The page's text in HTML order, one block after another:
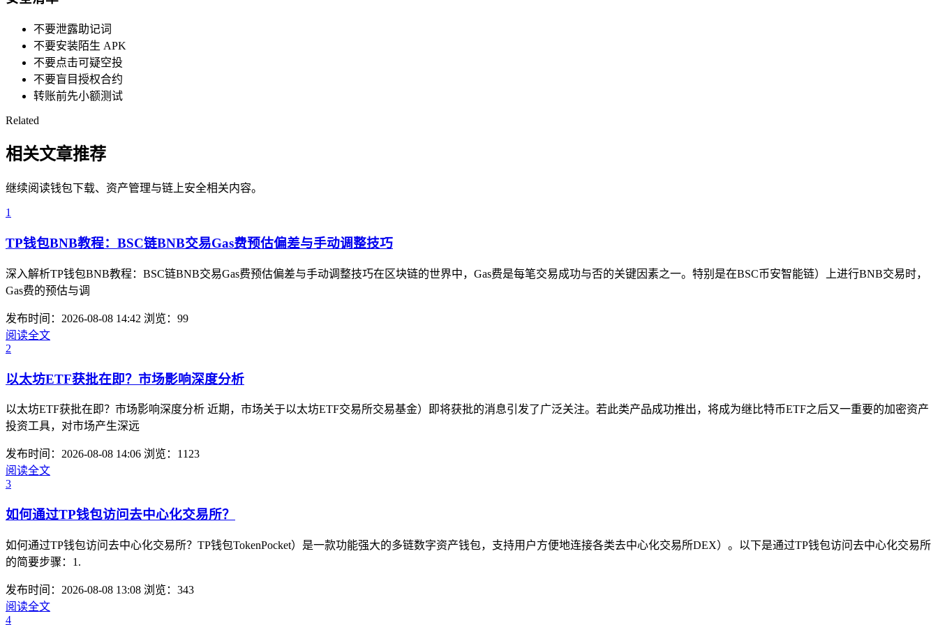
不要泄露助记词
不要安装陌生 APK
不要点击可疑空投
不要盲目授权合约
转账前先小额测试
Related
相关文章推荐
继续阅读钱包下载、资产管理与链上安全相关内容。
1
TP钱包BNB教程：BSC链BNB交易Gas费预估偏差与手动调整技巧
深入解析TP钱包BNB教程：BSC链BNB交易Gas费预估偏差与手动调整技巧在区块链的世界中，Gas费是每笔交易成功与否的关键因素之一。特别是在BSC币安智能链）上进行BNB交易时，
Gas费的预估与调
发布时间：2026-08-08 14:42 浏览：99
阅读全文
2
以太坊ETF获批在即？市场影响深度分析
以太坊ETF获批在即？市场影响深度分析 近期，市场关于以太坊ETF交易所交易基金）即将获批的消息引发了广泛关注。若此类产品成功推出，将成为继比特币ETF之后又一重要的加密资产
投资工具，对市场产生深远
发布时间：2026-08-08 14:06 浏览：1123
阅读全文
3
如何通过TP钱包访问去中心化交易所？
如何通过TP钱包访问去中心化交易所？TP钱包TokenPocket）是一款功能强大的多链数字资产钱包，支持用户方便地连接各类去中心化交易所DEX）。以下是通过TP钱包访问去中心化交易所
的简要步骤：1.
发布时间：2026-08-08 13:08 浏览：343
阅读全文
4